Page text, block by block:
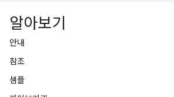
알아보기
안내
참조
샘플